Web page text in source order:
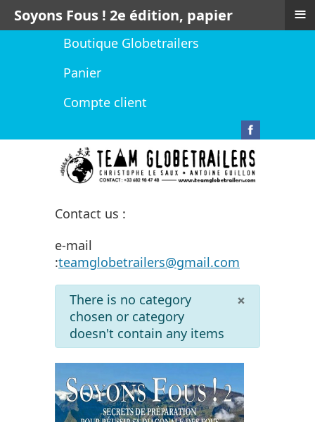
Boutique Globetrailers
Panier
Compte client
Contact us :
e-mail
:teamglobetrailers@gmail.com
×
info
There is no category
chosen or category
doesn't contain any items
Soyons Fous ! 2e édition, papier ≡